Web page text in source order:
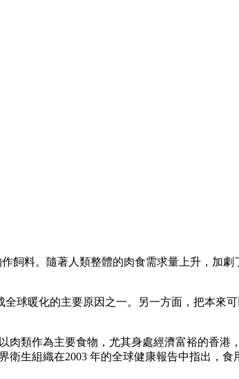
飼料。隨著人類整體的肉食需求量上升，加
球暖化的主要原因之一。另一方面，把本來
類作為主要食物，尤其身處經濟富裕的香
生組織在2003 年的全球健康報告中指出，